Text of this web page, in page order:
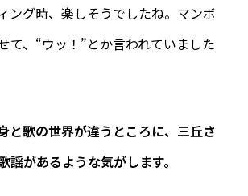
ング時、楽しそうでしたね。マンボ
て、“ウッ！”とか言われていました
と歌の世界が違うところに、三丘さ
謡があるような気がします。